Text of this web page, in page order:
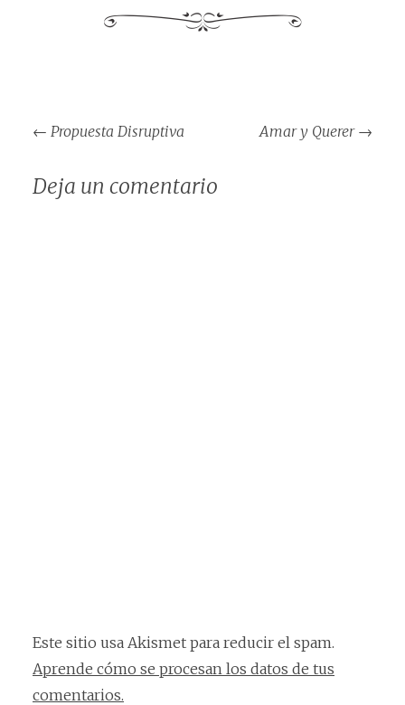
Navegación
de
entradas
← Propuesta Disruptiva Amar y Querer →
Deja un comentario
Este sitio usa Akismet para reducir el spam.
Aprende cómo se procesan los datos de tus
comentarios.